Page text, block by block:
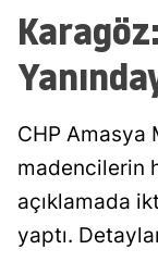
CHP Amasya
madencilerin
açıklamada
yaptı.